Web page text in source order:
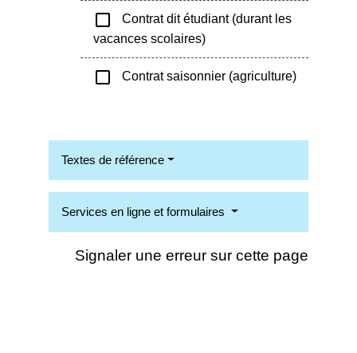
check_box_outline_blank
Contrat dit étudiant (durant les
vacances scolaires)
check_box_outline_blank Contrat saisonnier (agriculture)
Textes de référence
Services en ligne et formulaires
Signaler une erreur sur cette page